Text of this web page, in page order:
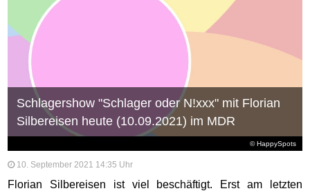
© HappySpots
Schlagershow "Schlager oder N!xxx" mit Florian
Silbereisen heute (10.09.2021) im MDR
10. September 2021 14:35 Uhr
Florian Silbereisen ist viel beschäftigt. Erst am letzten